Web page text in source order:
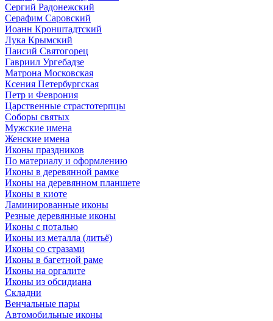
Сергий Радонежский
Серафим Саровский
Иоанн Кронштадтский
Лука Крымский
Паисий Святогорец
Гавриил Ургебадзе
Матрона Московская
Ксения Петербургская
Петр и Феврония
Царственные страстотерпцы
Соборы святых
Мужские имена
Женские имена
Иконы праздников
По материалу и оформлению
Иконы в деревянной рамке
Иконы на деревянном планшете
Иконы в киоте
Ламинированные иконы
Резные деревянные иконы
Иконы с поталью
Иконы из металла (литьё)
Иконы со стразами
Иконы в багетной раме
Иконы на оргалите
Иконы из обсидиана
Складни
Венчальные пары
Автомобильные иконы